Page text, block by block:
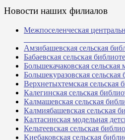
Новости наших филиалов
Межпоселенческая
Амзибашевская сельская
Бабаевская сельская
Большекачаковская
Большекуразовская
Верхнетыхтемская
Калегинская сельская
Калмашевская сельская
Калмиябашевская сельская
Калтасинская модельная
Кельтеевская сельская
Киебаковская сельская